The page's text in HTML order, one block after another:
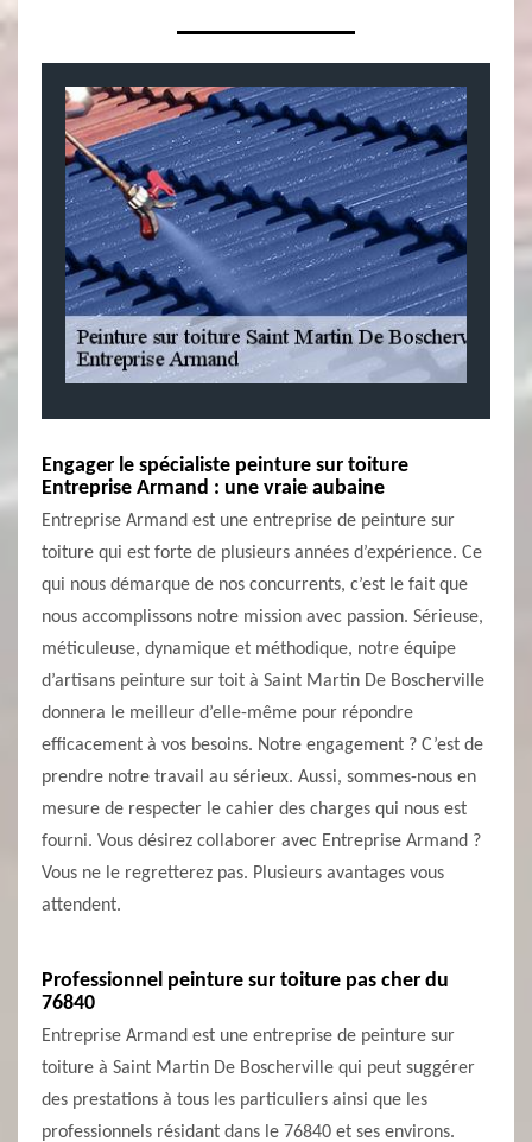
Engager le spécialiste peinture sur toiture
Entreprise Armand : une vraie aubaine
Entreprise Armand est une entreprise de peinture sur
toiture qui est forte de plusieurs années d’expérience. Ce
qui nous démarque de nos concurrents, c’est le fait que
nous accomplissons notre mission avec passion. Sérieuse,
méticuleuse, dynamique et méthodique, notre équipe
d’artisans peinture sur toit à Saint Martin De Boscherville
donnera le meilleur d’elle-même pour répondre
efficacement à vos besoins. Notre engagement ? C’est de
prendre notre travail au sérieux. Aussi, sommes-nous en
mesure de respecter le cahier des charges qui nous est
fourni. Vous désirez collaborer avec Entreprise Armand ?
Vous ne le regretterez pas. Plusieurs avantages vous
attendent.
Professionnel peinture sur toiture pas cher du
76840
Entreprise Armand est une entreprise de peinture sur
toiture à Saint Martin De Boscherville qui peut suggérer
des prestations à tous les particuliers ainsi que les
professionnels résidant dans le 76840 et ses environs.